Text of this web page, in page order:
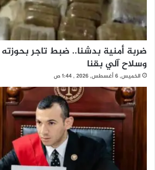
وسلاح آلي بقنا
الخميس, 6 أغسطس, 2026 , 1:44 ص